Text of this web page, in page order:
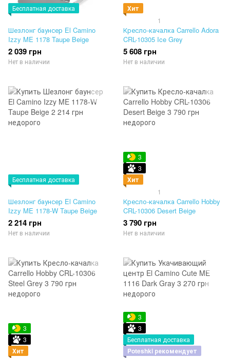
Бесплатная доставка
Шезлонг баунсер El Camino
Izzy ME 1178 Taupe Beige
2 039 грн
Нет в наличии
Хит
1
Кресло-качалка Carrello Adora
CRL-10305 Ice Grey
5 608 грн
Нет в наличии
Бесплатная доставка
Шезлонг баунсер El Camino
Izzy ME 1178-W Taupe Beige
2 214 грн
Нет в наличии
3
3
Хит
1
Кресло-качалка Carrello Hobby
CRL-10306 Desert Beige
3 790 грн
Нет в наличии
3
3
Хит
3
3
Бесплатная доставка
Poteshki рекомендует